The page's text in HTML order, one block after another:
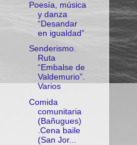
Poesía, música
y danza
“Desandar
en igualdad”
Senderismo.
Ruta
“Embalse de
Valdemurio”.
Varios
Comida
comunitaria
(Bañugues)
.Cena baile
(San Jor...